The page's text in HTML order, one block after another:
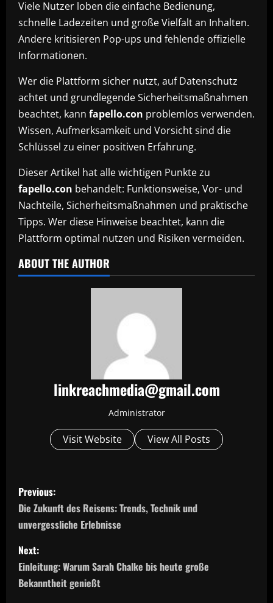
Viele Nutzer loben die einfache Bedienung,
schnelle Ladezeiten und große Vielfalt an Inhalten.
Andere kritisieren Pop-ups und fehlende offizielle
Informationen.
Wer die Plattform sicher nutzt, auf Datenschutz
achtet und grundlegende Sicherheitsmaßnahmen
beachtet, kann fapello.con problemlos verwenden.
Wissen, Aufmerksamkeit und Vorsicht sind die
Schlüssel zu einer positiven Erfahrung.
Dieser Artikel hat alle wichtigen Punkte zu
fapello.con behandelt: Funktionsweise, Vor- und
Nachteile, Sicherheitsmaßnahmen und praktische
Tipps. Wer diese Hinweise beachtet, kann die
Plattform optimal nutzen und Risiken vermeiden.
ABOUT THE AUTHOR
linkreachmedia@gmail.com
Administrator
Visit Website View All Posts
P
o
s
t
n
Previous:
Die Zukunft des Reisens: Trends, Technik und
unvergessliche Erlebnisse
Next:
Einleitung: Warum Sarah Chalke bis heute große
Bekanntheit genießt